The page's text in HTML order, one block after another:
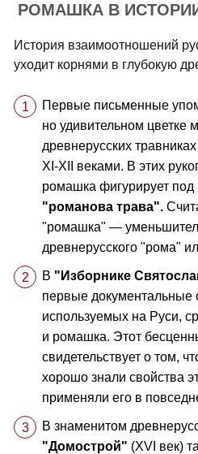
РОМАШКА В
История взаимоотношений
уходит корнями в глубокую
Первые письменные
но удивительном цветке
древнерусских
XI-XII веками. В этих
ромашка фигурирует под
"романова трава".
"ромашка" —
древнерусского "рома"
В "Изборнике
первые документальные
используемых на Руси,
и ромашка. Этот
свидетельствует о том,
хорошо знали свойства
применяли его в
В знаменитом
"Домострой" (XVI век)